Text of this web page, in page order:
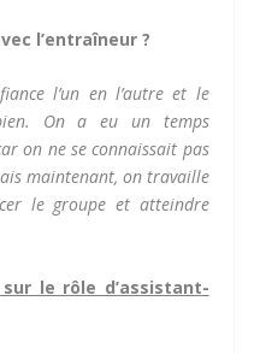
l’entraîneur ?
l’un en l’autre et le
On a eu un temps
on ne se connaissait pas
maintenant, on travaille
le groupe et atteindre
sur le rôle d’assistant-